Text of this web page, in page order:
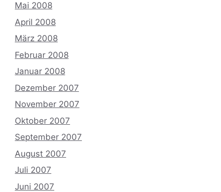
Mai 2008
April 2008
März 2008
Februar 2008
Januar 2008
Dezember 2007
November 2007
Oktober 2007
September 2007
August 2007
Juli 2007
Juni 2007